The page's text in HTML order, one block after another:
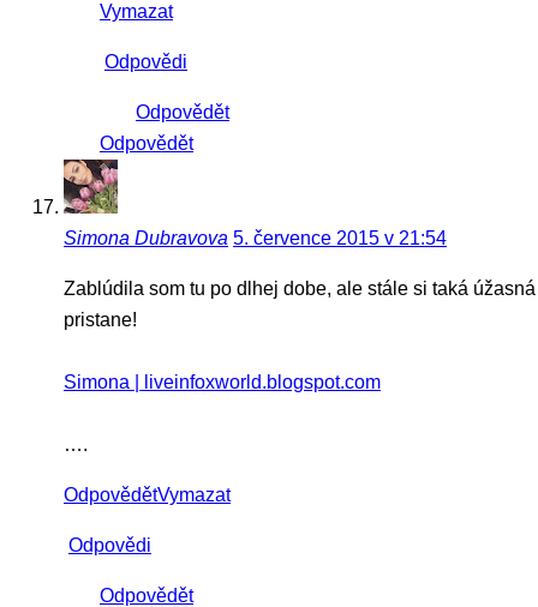
Vymazat
Odpovědi
Odpovědět
Odpovědět
Simona Dubravova 5. července 2015 v 21:54
Zablúdila som tu po dlhej dobe, ale stále si taká
pristane!
Simona | liveinfoxworld.blogspot.com
….
OdpovědětVymazat
Odpovědi
Odpovědět